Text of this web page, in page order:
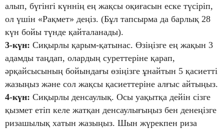
алып, бүгінгі күннің ең жақсы оқиғасын еске түсіріп,
ол үшін «Рақмет» деңіз. (Бұл тапсырма да барлық 28
күн бойы түнде қайталанады).
3-күн: Сиқырлы қарым-қатынас. Өзіңізге ең жақын 3
адамды таңдап, олардың суреттеріне қарап,
әрқайсысының бойындағы өзіңізге ұнайтын 5 қасиетті
жазыңыз және сол жақсы қасиеттеріне алғыс айтыңыз.
4-күн: Сиқырлы денсаулық. Осы уақытқа дейін сізге
қызмет етіп келе жатқан денсаулығыңыз бен денеңізге
ризашылық хатын жазыңыз. Шын жүрекпен риза